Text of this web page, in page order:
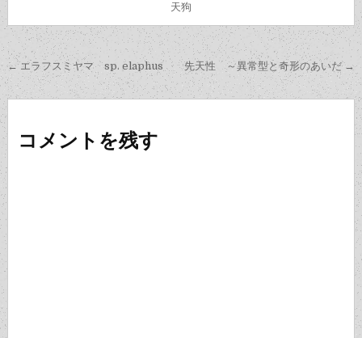
天狗
投
稿
ビ
← エラフスミヤマ sp. elaphus 先天性 ～異常型と奇形のあいだ →
コメントを残す